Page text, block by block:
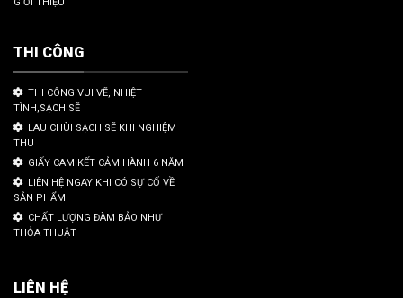
GIỚI THIỆU
THI CÔNG
THI CÔNG VUI VẼ, NHIỆT
TÌNH,SẠCH SẼ
LAU CHÙI SẠCH SẼ KHI NGHIỆM
THU
GIẤY CAM KẾT CẢM HÀNH 6 NĂM
LIÊN HỆ NGAY KHI CÓ SỰ CỐ VỀ
SẢN PHẨM
CHẤT LƯỢNG ĐÀM BẢO NHƯ
THỎA THUẬT
LIÊN HỆ